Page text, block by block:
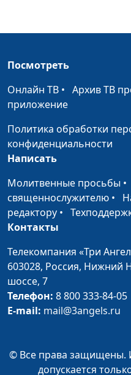
(Михаил Лермонтов)
Ребенок (Константин
Бальмонт)
Посмотреть
Онлайн ТВ • Архив ТВ
приложение
Политика обработки
конфиденциальности
Написать
Молитвенные просьбы •
священнослужителю •
редактору •
Контакты
Телекомпания «Три
603028, Россия, Нижний
шоссе, 7
Телефон: 8 800 333-84-05
E-mail: mail@3angels.ru
© Все права защищены.
допускается